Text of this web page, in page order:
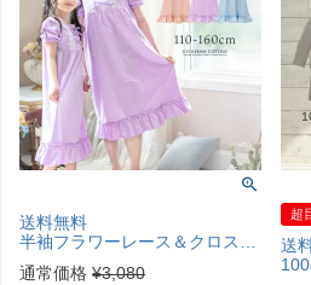
送料無料
半袖フラワーレース＆クロスリボンネグリジェ キッズ ジュニア 子供用 女の子 ルームウェア ナイトドレス プリンセス風 キャサリンコテージ TAK
通常価格 ¥3,080
超
送
100cm,110cmのみ【超目玉